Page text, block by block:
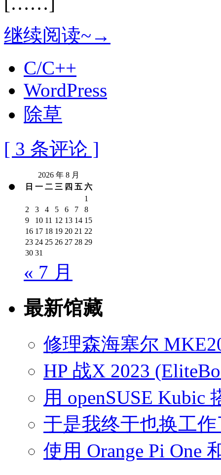
继续阅读~→
C/C++
WordPress
除草
[ 3 条评论 ]
2026 年 8 月
日 一 二 三 四 五 六
1
2
3 4 5 6 7
8
9
10 11 12 13 14 15
16 17 18 19 20 21 22
23 24 25 26 27 28 29
30 31
« 7 月
最新馆藏
修理森海塞尔
HP 战X 2023
用 openSUSE Kubic
于是我终于也换工作
使用 Orange Pi One